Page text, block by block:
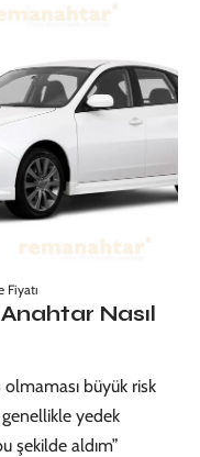
Fiyatı
Nasıl
olmaması büyük risk
genellikle yedek
şekilde aldım”